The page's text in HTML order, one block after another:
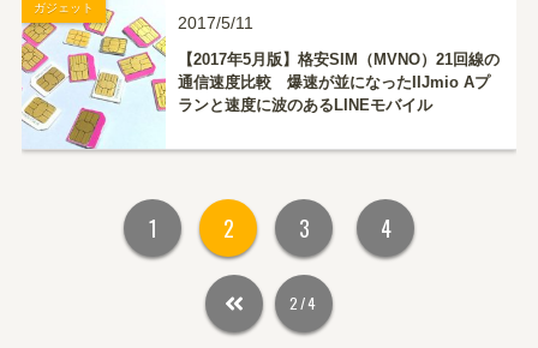
ガジェット
2017/5/11
【2017年5月版】格安SIM（MVNO）21回線の
通信速度比較 爆速が並になったIIJmio Aプ
ランと速度に波のあるLINEモバイル
1 2 3 4
2/4